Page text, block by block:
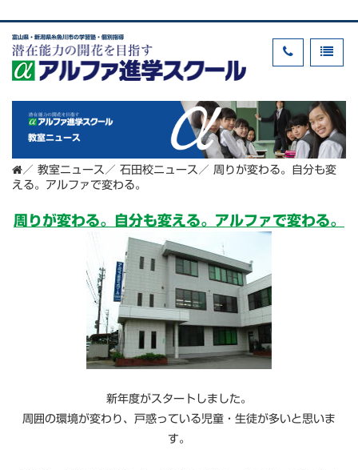
富山県・新潟県糸魚川市の学習塾・個別指導
教室ニュース
／ 教室ニュース ／ 石田校ニュース ／ 周りが変わる。自分も変
える。アルファで変わる。
周りが変わる。自分も変える。アルファで変わる。
新年度がスタートしました。
周囲の環境が変わり、戸惑っている児童・生徒が多いと思いま
す。